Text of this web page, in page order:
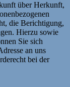
über Herkunft,
die Berichtigung,
Hierzu sowie
Sie sich
an uns
bei der